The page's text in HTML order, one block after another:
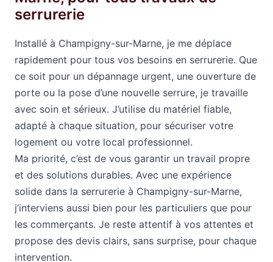
serrurerie
Installé à Champigny-sur-Marne, je me déplace
rapidement pour tous vos besoins en serrurerie. Que
ce soit pour un dépannage urgent, une ouverture de
porte ou la pose d’une nouvelle serrure, je travaille
avec soin et sérieux. J’utilise du matériel fiable,
adapté à chaque situation, pour sécuriser votre
logement ou votre local professionnel.
Ma priorité, c’est de vous garantir un travail propre
et des solutions durables. Avec une expérience
solide dans la serrurerie à Champigny-sur-Marne,
j’interviens aussi bien pour les particuliers que pour
les commerçants. Je reste attentif à vos attentes et
propose des devis clairs, sans surprise, pour chaque
intervention.